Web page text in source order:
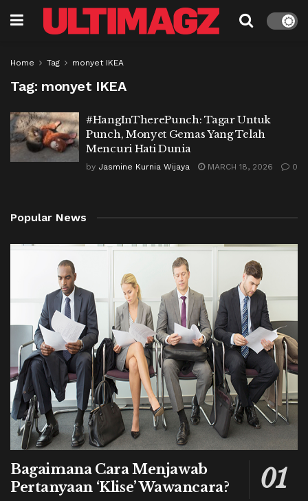
Home Tag monyet IKEA
Tag: monyet IKEA
#HangInTherePunch: Tagar Untuk
Punch, Monyet Gemas Yang Telah
Mencuri Hati Dunia
by Jasmine Kurnia Wijaya MARCH 18, 2026 0
Popular News
Bagaimana Cara Menjawab
Pertanyaan ‘Klise’ Wawancara?